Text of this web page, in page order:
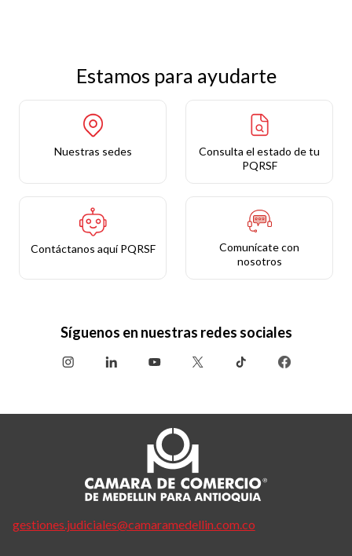
Estamos para ayudarte
Nuestras sedes
Consulta el estado de tu
PQRSF
Contáctanos aquí PQRSF
Comunícate con
nosotros
Síguenos en nuestras redes sociales
gestiones.judiciales@camaramedellin.com.co